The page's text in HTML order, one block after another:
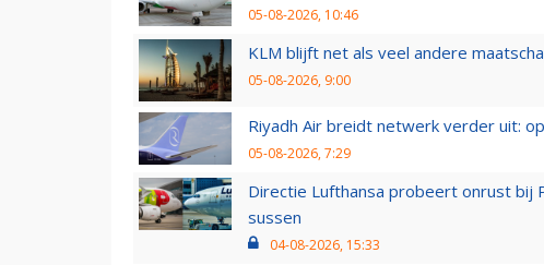
05-08-2026, 10:46
KLM blijft net als veel andere
05-08-2026, 9:00
Riyadh Air breidt netwerk verder uit:
05-08-2026, 7:29
Directie Lufthansa probeert onrust bij
sussen
04-08-2026, 15:33